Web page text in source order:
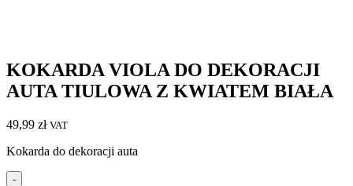
KOKARDA VIOLA DO DEKORACJI
AUTA TIULOWA Z KWIATEM BIAŁA
49,99 zł VAT
Kokarda do dekoracji auta
-